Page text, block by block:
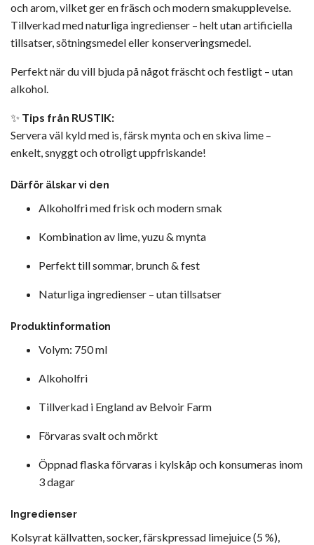
och arom, vilket ger en fräsch och modern smakupplevelse.
Tillverkad med naturliga ingredienser – helt utan artificiella
tillsatser, sötningsmedel eller konserveringsmedel.
Perfekt när du vill bjuda på något fräscht och festligt – utan
alkohol.
✨ Tips från RUSTIK:
Servera väl kyld med is, färsk mynta och en skiva lime –
enkelt, snyggt och otroligt uppfriskande!
Därför älskar vi den
Alkoholfri med frisk och modern smak
Kombination av lime, yuzu & mynta
Perfekt till sommar, brunch & fest
Naturliga ingredienser – utan tillsatser
Produktinformation
Volym: 750 ml
Alkoholfri
Tillverkad i England av Belvoir Farm
Förvaras svalt och mörkt
Öppnad flaska förvaras i kylskåp och konsumeras inom
3 dagar
Ingredienser
Kolsyrat källvatten, socker, färskpressad limejuice (5 %),